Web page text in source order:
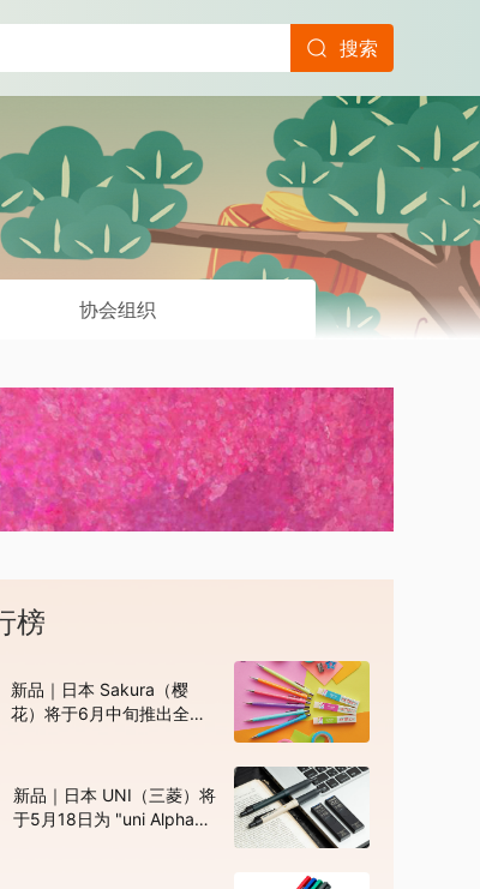
搜索
协会组织
榜
新品｜日本 Sakura（樱
花）将于6月中旬推出全新
擦
新品｜日本 UNI（三菱）将
于5月18日为 "uni Alpha